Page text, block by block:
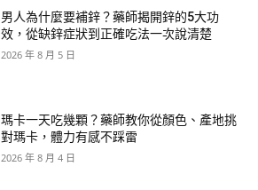
男人為什麼要補鋅？藥師揭開鋅的5大功
效，從缺鋅症狀到正確吃法一次說清楚
2026 年 8 月 5 日
瑪卡一天吃幾顆？藥師教你從顏色、產地挑
對瑪卡，體力有感不踩雷
2026 年 8 月 4 日